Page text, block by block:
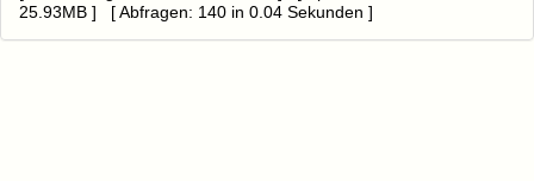
25.93MB ] [ Abfragen: 140 in 0.04 Sekunden ]